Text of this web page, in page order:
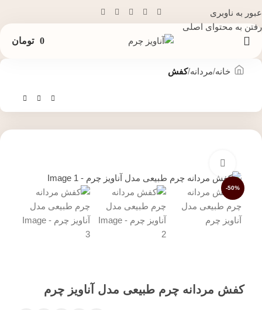
عبور به ناوبری
رفتن به محتوای اصلی
0 تومان
خانه مردانه کفش
-50%
کفش مردانه چرم طبیعی مدل آناویز چرم